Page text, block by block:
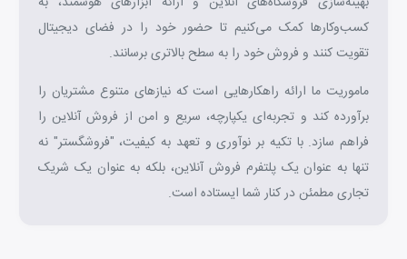
کسب‌وکارها کمک می‌کنیم تا حضور خود را در فضای دیجیتال
تقویت کنند و فروش خود را به سطح بالاتری برسانند.
ماموریت ما ارائه راهکارهایی است که نیازهای متنوع مشتریان را
برآورده کند و تجربه‌ای یکپارچه، سریع و امن از فروش آنلاین را
فراهم سازد. با تکیه بر نوآوری و تعهد به کیفیت، "فروشگستر" نه
تنها به عنوان یک پلتفرم فروش آنلاین، بلکه به عنوان یک شریک
تجاری مطمئن در کنار شما ایستاده است.